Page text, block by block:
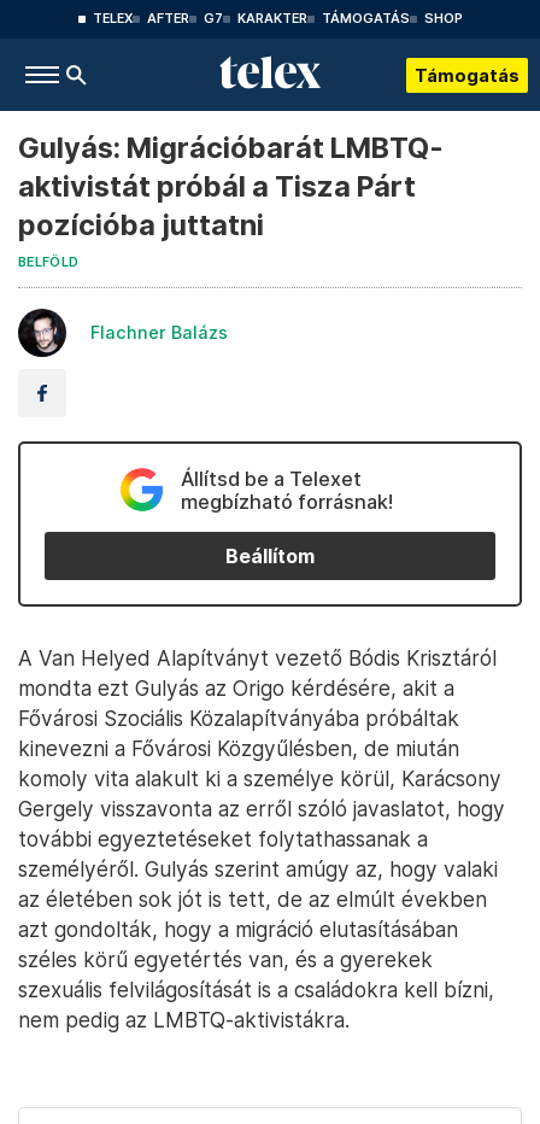
TELEX AFTER G7 KARAKTER TÁMOGATÁS SHOP
Támogatás
Gulyás: Migrációbarát LMBTQ-
aktivistát próbál a Tisza Párt
pozícióba juttatni
BELFÖLD
Flachner Balázs
Állítsd be a Telexet
megbízható forrásnak!
Beállítom
A Van Helyed Alapítványt vezető Bódis Krisztáról
mondta ezt Gulyás az Origo kérdésére, akit a
Fővárosi Szociális Közalapítványába próbáltak
kinevezni a Fővárosi Közgyűlésben, de miután
komoly vita alakult ki a személye körül, Karácsony
Gergely visszavonta az erről szóló javaslatot, hogy
további egyeztetéseket folytathassanak a
személyéről. Gulyás szerint amúgy az, hogy valaki
az életében sok jót is tett, de az elmúlt években
azt gondolták, hogy a migráció elutasításában
széles körű egyetértés van, és a gyerekek
szexuális felvilágosítását is a családokra kell bízni,
nem pedig az LMBTQ-aktivistákra.